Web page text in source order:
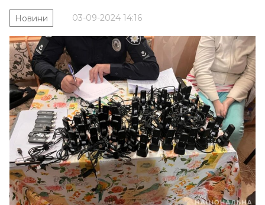
03-09-2024 14:16
Новини